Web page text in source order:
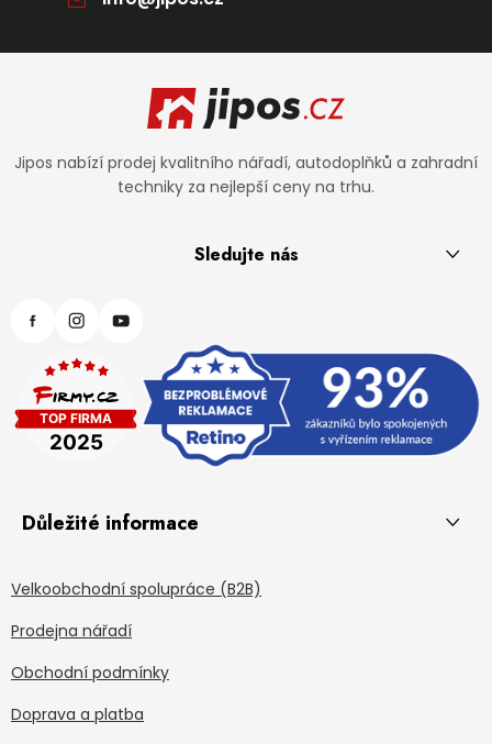
Jipos nabízí prodej kvalitního nářadí, autodoplňků a zahradní
techniky za nejlepší ceny na trhu.
Sledujte nás
Důležité informace
Velkoobchodní spolupráce (B2B)
Prodejna nářadí
Obchodní podmínky
Doprava a platba